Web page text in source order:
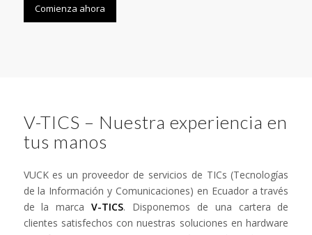
Comienza ahora
V-TICS – Nuestra experiencia en
tus manos
VUCK es un proveedor de servicios de TICs (Tecnologías
de la Información y Comunicaciones) en Ecuador a través
de la marcaV-TICS. Disponemos de una cartera de
clientes satisfechos con nuestras soluciones en hardware